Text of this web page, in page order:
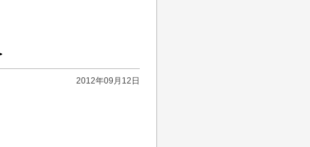
2012年09月12日